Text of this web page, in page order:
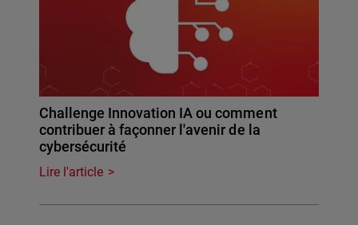
Challenge Innovation IA ou comment
contribuer à façonner l'avenir de la
cybersécurité
Lire l'article